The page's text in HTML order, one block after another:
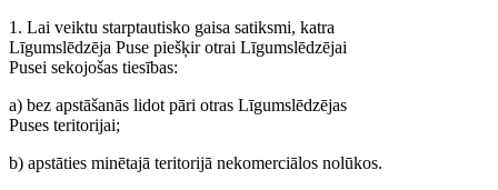
1. Lai veiktu starptautisko gaisa satiksmi, katra
Līgumslēdzēja Puse piešķir otrai Līgumslēdzējai
Pusei sekojošas tiesības:
a) bez apstāšanās lidot pāri otras Līgumslēdzējas
Puses teritorijai;
b) apstāties minētajā teritorijā nekomerciālos nolūkos.